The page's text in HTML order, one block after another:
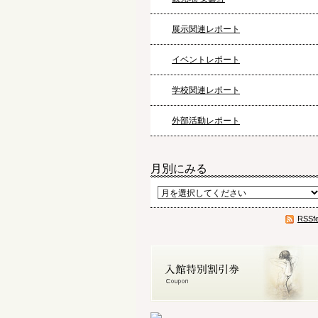
展示関連レポート
イベントレポート
学校関連レポート
外部活動レポート
月別にみる